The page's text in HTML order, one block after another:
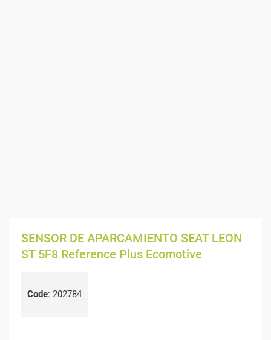
SENSOR DE APARCAMIENTO SEAT LEON
ST 5F8 Reference Plus Ecomotive
Code: 202784